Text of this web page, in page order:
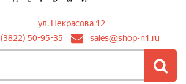
ул. Некрасова 12
(3822) 50-95-35
sales@shop-n1.ru